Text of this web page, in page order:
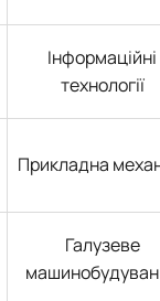
Інформаційні
технології
Прикладна
Галузеве